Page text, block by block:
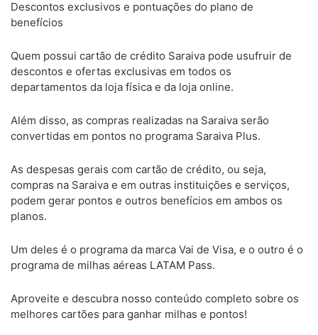
Descontos exclusivos e pontuações do plano de
benefícios
Quem possui cartão de crédito Saraiva pode usufruir de
descontos e ofertas exclusivas em todos os
departamentos da loja física e da loja online.
Além disso, as compras realizadas na Saraiva serão
convertidas em pontos no programa Saraiva Plus.
As despesas gerais com cartão de crédito, ou seja,
compras na Saraiva e em outras instituições e serviços,
podem gerar pontos e outros benefícios em ambos os
planos.
Um deles é o programa da marca Vai de Visa, e o outro é o
programa de milhas aéreas LATAM Pass.
Aproveite e descubra nosso conteúdo completo sobre os
melhores cartões para ganhar milhas e pontos!